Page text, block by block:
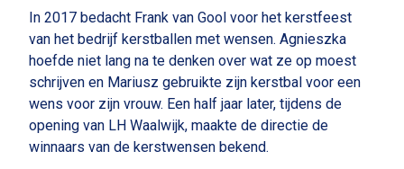
In 2017 bedacht Frank van Gool voor het kerstfeest
van het bedrijf kerstballen met wensen. Agnieszka
hoefde niet lang na te denken over wat ze op moest
schrijven en Mariusz gebruikte zijn kerstbal voor een
wens voor zijn vrouw. Een half jaar later, tijdens de
opening van LH Waalwijk, maakte de directie de
winnaars van de kerstwensen bekend.